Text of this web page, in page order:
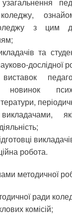
з цим
та
дослідної
виставок
новинок
робота.
методичної
ради
комісій;